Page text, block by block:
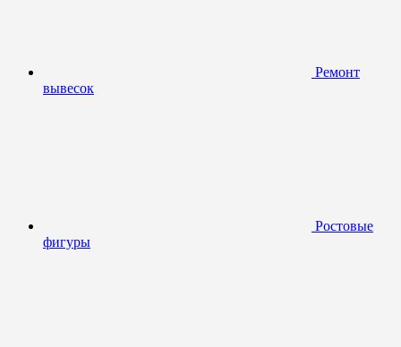
Ремонт
вывесок
Ростовые
фигуры